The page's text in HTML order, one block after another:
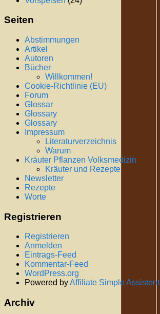
Seiten
Abstimmungen
Artikel
Autoren
Bücher
Willkommen!
Cookie-Richtlinie (EU)
Forum
Glossar
Glossary
Glossary
Impressum
Literaturverzeichnis
Warum
Kräuter Pflanzen Volksmedizin
Kräuter und Rezepte
Newsletter
Rezepte
Worte
Registrieren
Registrieren
Anmelden
Eintrags-Feed
Kommentar-Feed
WordPress.org
Powered byAffiliate Simple Assistent
Archiv